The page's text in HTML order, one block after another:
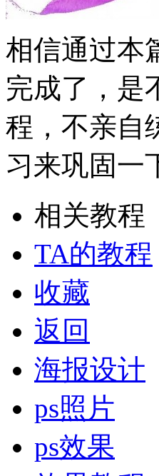
相信通过本
完成了，是
程，不亲自
习来巩固一
相关教程
TA的教程
收藏
返回
海报设计
ps照片
ps效果